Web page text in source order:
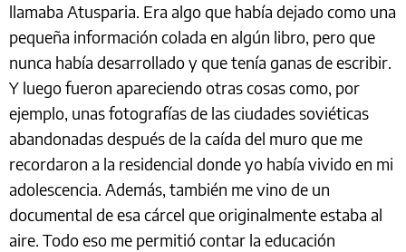
llamaba Atusparia. Era algo que había dejado como una
pequeña información colada en algún libro, pero que
nunca había desarrollado y que tenía ganas de escribir.
Y luego fueron apareciendo otras cosas como, por
ejemplo, unas fotografías de las ciudades soviéticas
abandonadas después de la caída del muro que me
recordaron a la residencial donde yo había vivido en mi
adolescencia. Además, también me vino de un
documental de esa cárcel que originalmente estaba al
aire. Todo eso me permitió contar la educación